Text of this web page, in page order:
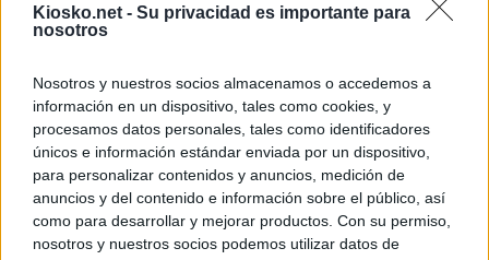
Kiosko.net - Su privacidad es importante para
nosotros
Nosotros y nuestros socios almacenamos o accedemos a
información en un dispositivo, tales como cookies, y
procesamos datos personales, tales como identificadores
únicos e información estándar enviada por un dispositivo,
para personalizar contenidos y anuncios, medición de
anuncios y del contenido e información sobre el público, así
como para desarrollar y mejorar productos. Con su permiso,
nosotros y nuestros socios podemos utilizar datos de